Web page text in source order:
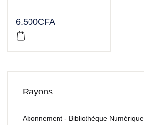
6.500CFA
Rayons
Abonnement - Bibliothèque Numérique